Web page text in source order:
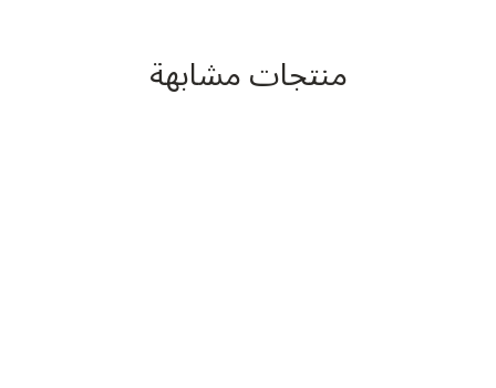
منتجات مشابهة